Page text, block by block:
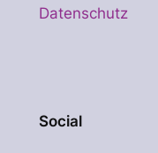
Datenschutz
Social